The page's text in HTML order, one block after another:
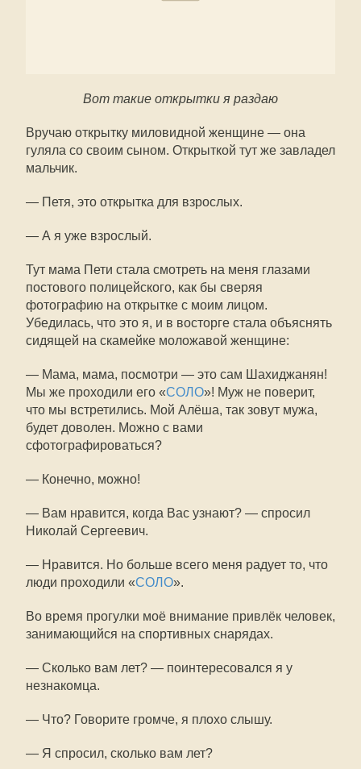
Вот такие открытки я раздаю
Вручаю открытку миловидной женщине — она
гуляла со своим сыном. Открыткой тут же завладел
мальчик.
— Петя, это открытка для взрослых.
— А я уже взрослый.
Тут мама Пети стала смотреть на меня глазами
постового полицейского, как бы сверяя
фотографию на открытке с моим лицом.
Убедилась, что это я, и в восторге стала объяснять
сидящей на скамейке моложавой женщине:
— Мама, мама, посмотри — это сам Шахиджанян!
Мы же проходили его «СОЛО»! Муж не поверит,
что мы встретились. Мой Алёша, так зовут мужа,
будет доволен. Можно с вами
сфотографироваться?
— Конечно, можно!
— Вам нравится, когда Вас узнают? — спросил
Николай Сергеевич.
— Нравится. Но больше всего меня радует то, что
люди проходили «СОЛО».
Во время прогулки моё внимание привлёк человек,
занимающийся на спортивных снарядах.
— Сколько вам лет? — поинтересовался я у
незнакомца.
— Что? Говорите громче, я плохо слышу.
— Я спросил, сколько вам лет?